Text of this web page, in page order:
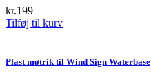
on
kr.199
Tilføj til kurv
Plast møtrik til Wind Sign Waterbase